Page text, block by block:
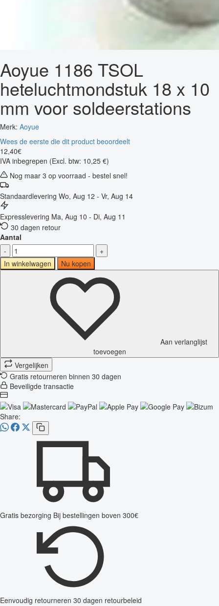
Aoyue 1186 TSOL
heteluchtmondstuk 18 x 10
mm voor soldeerstations
Merk: Aoyue
Wees de eerste die dit product beoordeelt
12,40€
IVA inbegrepen (Excl. btw: 10,25 €)
Nog maar 3 op voorraad - bestel snel!
Standaardlevering Wo, Aug 12 - Vr, Aug 14
Expresslevering Ma, Aug 10 - Di, Aug 11
30 dagen retour
Aantal
-
+
In winkelwagen
Nu kopen
Aan verlanglijst
toevoegen
Vergelijken
Gratis retourneren binnen 30 dagen
Beveiligde transactie
Share:
Gratis bezorging Bij bestellingen boven 300€
Eenvoudig retourneren 30 dagen retourbeleid